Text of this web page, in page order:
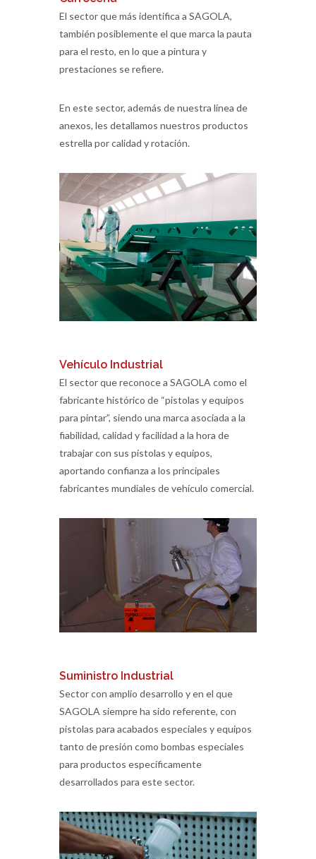
El sector que más identifica a SAGOLA,
también posiblemente el que marca la pauta
para el resto, en lo que a pintura y
prestaciones se refiere.
En este sector, además de nuestra línea de
anexos, les detallamos nuestros productos
estrella por calidad y rotación.
Vehículo Industrial
El sector que reconoce a SAGOLA como el
fabricante histórico de “pistolas y equipos
para pintar”, siendo una marca asociada a la
fiabilidad, calidad y facilidad a la hora de
trabajar con sus pistolas y equipos,
aportando confianza a los principales
fabricantes mundiales de vehículo comercial.
Suministro Industrial
Sector con amplio desarrollo y en el que
SAGOLA siempre ha sido referente, con
pistolas para acabados especiales y equipos
tanto de presión como bombas especiales
para productos específicamente
desarrollados para este sector.